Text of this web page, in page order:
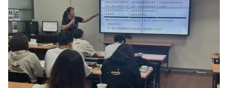
（二）本縣特教教師（含正式、代理）。
（三）本縣特教相關人員。
五、目的：
（一）提昇教師特教專業知能，增進鑑定評估人員教育診斷
之公信力。
（二）協助推動及落實特殊教育學生鑑定安置工作。
（三）儲訓本縣特殊教育學生鑑定及就學輔導會鑑定評估人
力資源。
六、參與人數：62人。